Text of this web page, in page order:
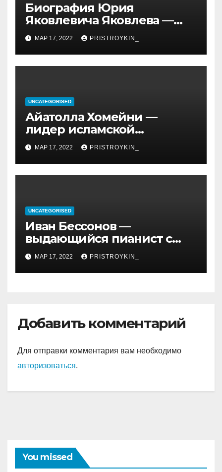
Биография Юрия
Яковлевича Яковлева —
история его личной и
профессиональной жизни
МАР 17, 2022 PRISTROYKIN_
UNCATEGORISED
Айатолла Хомейни —
лидер исламской
революции, его биография
и идеология, роль в
иранской политике и
последствия его
МАР 17, 2022 PRISTROYKIN_
UNCATEGORISED
Иван Бессонов —
выдающийся пианист с
уникальным талантом и
впечатляющими
достижениями
МАР 17, 2022 PRISTROYKIN_
Добавить комментарий
Для отправки комментария вам необходимо
авторизоваться.
You missed